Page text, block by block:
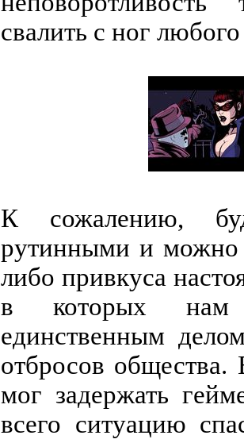
свалить с ног
К сожалению,
рутинными и можно
либо привкуса
в которых нам
единственным
отбросов
мог задержать
всего ситуацию